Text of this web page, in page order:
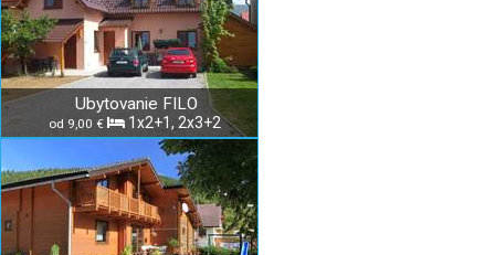
Ubytovanie FILO
od 9,00 € 1x2+1, 2x3+2